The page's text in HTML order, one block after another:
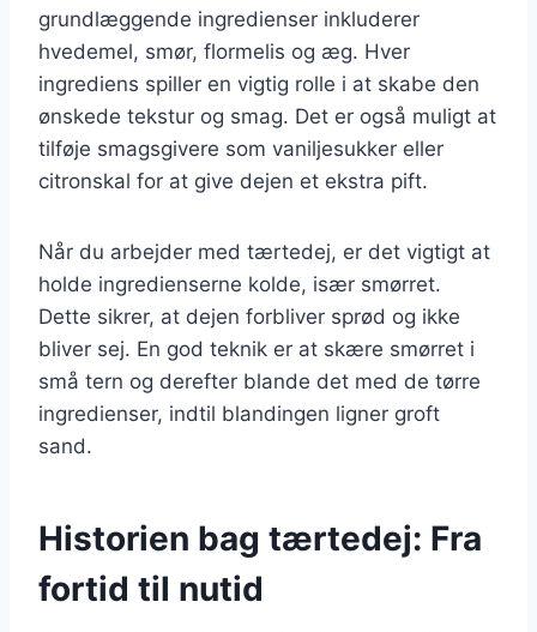
grundlæggende ingredienser inkluderer
hvedemel, smør, flormelis og æg. Hver
ingrediens spiller en vigtig rolle i at skabe den
ønskede tekstur og smag. Det er også muligt at
tilføje smagsgivere som vaniljesukker eller
citronskal for at give dejen et ekstra pift.
Når du arbejder med tærtedej, er det vigtigt at
holde ingredienserne kolde, især smørret.
Dette sikrer, at dejen forbliver sprød og ikke
bliver sej. En god teknik er at skære smørret i
små tern og derefter blande det med de tørre
ingredienser, indtil blandingen ligner groft
sand.
Historien bag tærtedej: Fra
fortid til nutid